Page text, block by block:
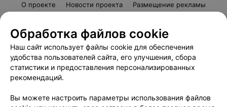
О проекте Новости проекта
Размещение рекламы
Пользовательское соглашение
Способы оплаты
Вакансии
Партнеры
Написать руководителю 103.by
Обработка персональных данных
Обработка файлов cookie
Наш сайт использует файлы cookie для обеспечения
удобства пользователей сайта, его улучшения, сбора
статистики и предоставления персонализированных
рекомендаций.
Вы можете настроить параметры использования файлов